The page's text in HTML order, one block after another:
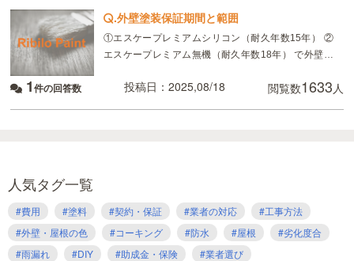
.外壁塗装保証期間と範囲
①エスケープレミアムシリコン（耐久年数15年） ②
エスケープレミアム無機（耐久年数18年） で外壁を
又、その範囲は a色褪せ b剥離 c膨れ
1件の回答数 投稿日：2025,08/18 閲覧数1633 人
人気タグ一覧
#費用 #塗料 #契約・保証 #業者の対応
#工事方法
#外壁・屋根の色
#コーキング #防水 #屋根
#劣化度合
#雨漏れ
#DIY #助成金・保険
#業者選び